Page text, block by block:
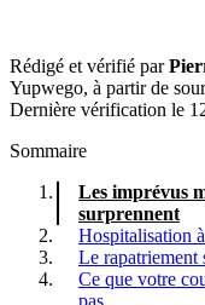
Rédigé et vérifié par
Yupwego, à partir de
Dernière vérification le
Sommaire
Les imprévus
surprennent
Hospitalisation
Le rapatriement
Ce que votre
pas